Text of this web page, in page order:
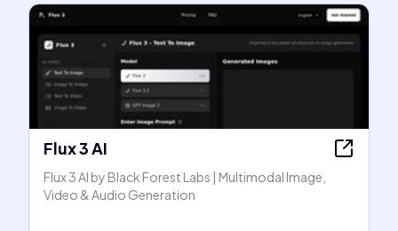
Flux 3 AI
Flux 3 AI by Black Forest Labs | Multimodal Image,
Video & Audio Generation